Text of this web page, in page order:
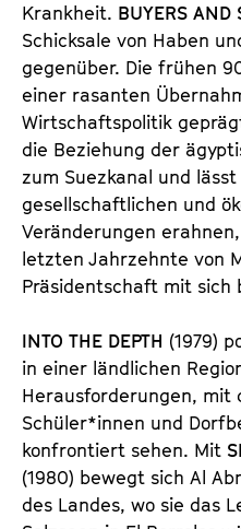
Krankheit. BUYERS AND
Schicksale von Haben
gegenüber. Die frühen
einer rasanten
Wirtschaftspolitik
die Beziehung der
zum Suezkanal und
gesellschaftlichen und
Veränderungen
letzten Jahrzehnte von
Präsidentschaft mit sich
INTO THE DEPTH (1979)
in einer ländlichen
Herausforderungen, mit
Schüler*innen und
konfrontiert sehen. Mit
(1980) bewegt sich Al
des Landes, wo sie das